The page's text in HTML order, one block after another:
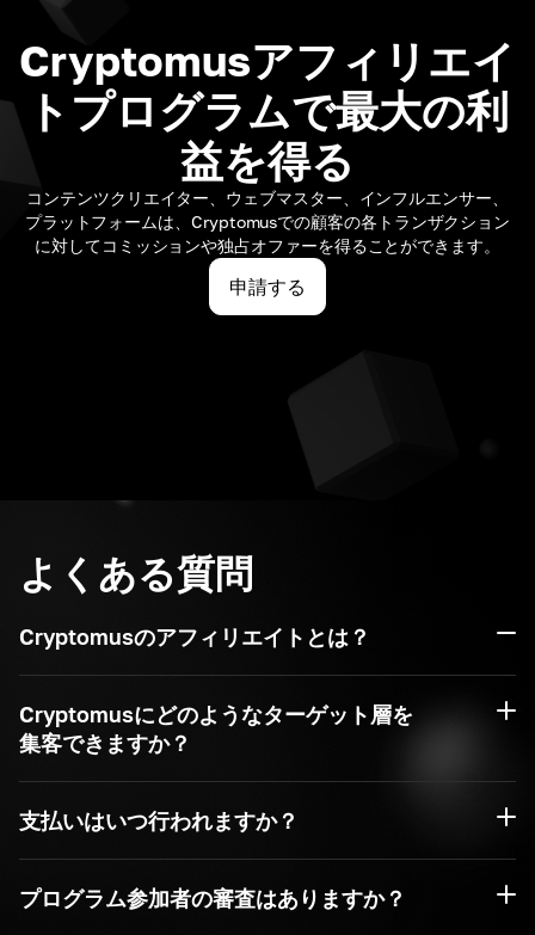
Cryptomusアフィリエイ
トプログラムで最大の利
益を得る
コンテンツクリエイター、ウェブマスター、インフルエンサー、
プラットフォームは、Cryptomusでの顧客の各トランザクション
に対してコミッションや独占オファーを得ることができます。
申請する
よくある質問
Cryptomusのアフィリエイトとは？
Cryptomusにどのようなターゲット層を
集客できますか？
支払いはいつ行われますか？
プログラム参加者の審査はありますか？